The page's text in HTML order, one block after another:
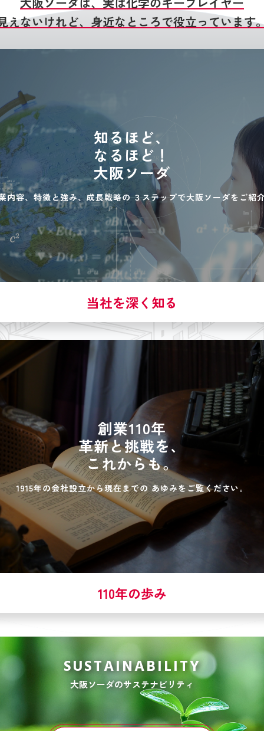
えないけれど、身近なところで役立っています
知るほど、
なるほど！
大阪ソーダ
内容、特徴と強み、成長戦略の３ステップで大阪ソーダをご紹
当社を深く知る
創業110年
革新と挑戦を、
これからも。
1915年の会社設立から現在までの あゆみをご覧ください。
110年の歩み
SUSTAINABILITY
大阪ソーダのサステナビリティ